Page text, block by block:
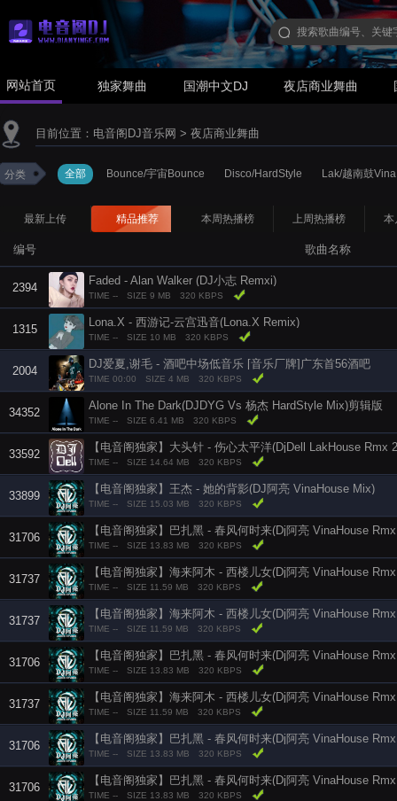
网站首页 独家舞曲 国潮中文DJ 夜店商业舞曲
目前位置： 电音阁DJ音乐网 > 夜店商业舞曲
分类 全部 Bounce/宇宙Bounce Disco/HardStyle Lak/越南鼓
最新上传 精品推荐 本周热播榜 上周热播榜 本
编号 歌曲名称
2394
Faded - Alan Walker (DJ小志 Remxi)
TIME -- SIZE 9 MB 320 KBPS
1315
Lona.X - 西游记-云宫迅音(Lona.X Remix)
TIME -- SIZE 10 MB 320 KBPS
2004
DJ爱夏,谢毛 - 酒吧中场低音乐 [音乐厂牌]广东首56酒吧
TIME 00:00 SIZE 4 MB 320 KBPS
34352
Alone In The Dark(DJDYG Vs 杨杰 HardStyle Mix)剪辑版
TIME -- SIZE 6.41 MB 320 KBPS
33592
【电音阁独家】大头针 - 伤心太平洋(DjDell LakHouse Rmx
TIME -- SIZE 14.64 MB 320 KBPS
33899
【电音阁独家】王杰 - 她的背影(DJ阿亮 VinaHouse Mix)
TIME -- SIZE 15.03 MB 320 KBPS
31706
【电音阁独家】巴扎黑 - 春风何时来(Dj阿亮 VinaHouse
TIME -- SIZE 13.83 MB 320 KBPS
31737
【电音阁独家】海来阿木 - 西楼儿女(Dj阿亮 VinaHouse
TIME -- SIZE 11.59 MB 320 KBPS
31737
【电音阁独家】海来阿木 - 西楼儿女(Dj阿亮 VinaHouse
TIME -- SIZE 11.59 MB 320 KBPS
31706
【电音阁独家】巴扎黑 - 春风何时来(Dj阿亮 VinaHouse
TIME -- SIZE 13.83 MB 320 KBPS
31737
【电音阁独家】海来阿木 - 西楼儿女(Dj阿亮 VinaHouse
TIME -- SIZE 11.59 MB 320 KBPS
31706
【电音阁独家】巴扎黑 - 春风何时来(Dj阿亮 VinaHouse
TIME -- SIZE 13.83 MB 320 KBPS
31706
【电音阁独家】巴扎黑 - 春风何时来(Dj阿亮 VinaHouse
TIME -- SIZE 13.83 MB 320 KBPS